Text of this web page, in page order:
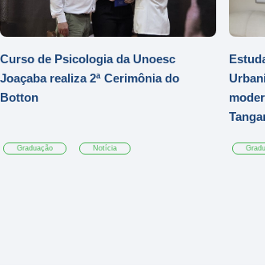
Curso de Psicologia da Unoesc
Joaçaba realiza 2ª Cerimônia do
Botton
Graduação Notícia